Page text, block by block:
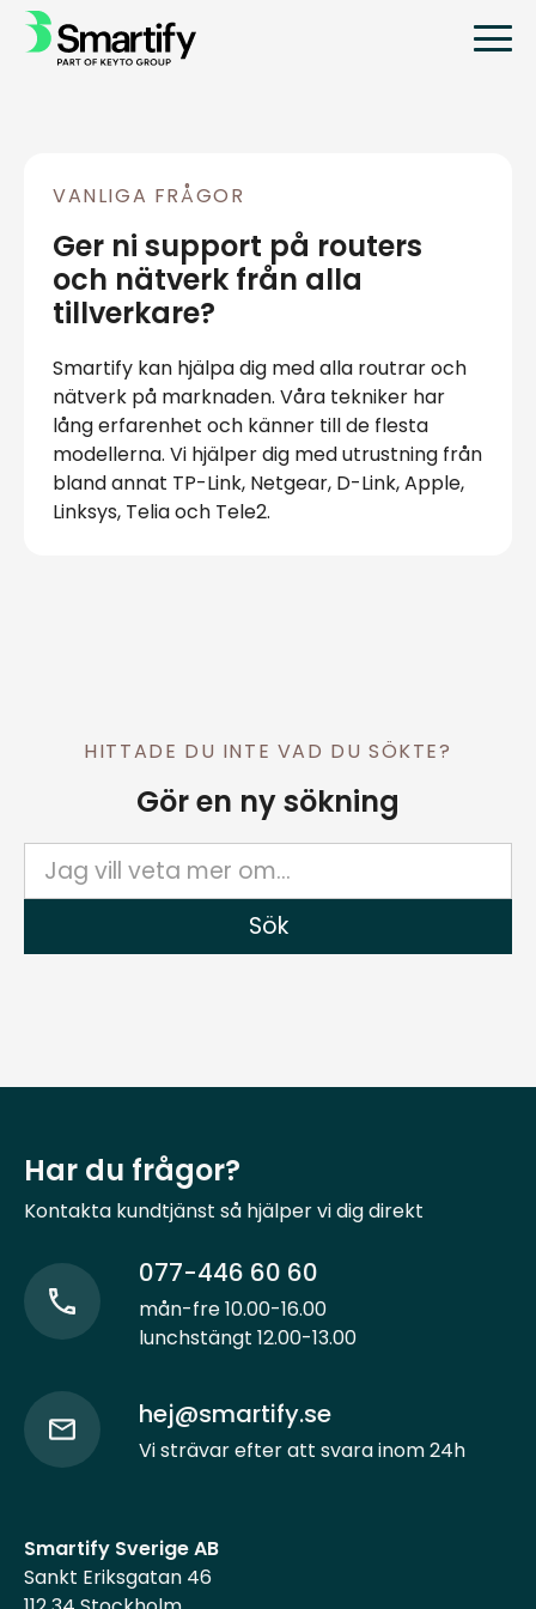
VANLIGA FRÅGOR
Ger ni support på routers
och nätverk från alla
tillverkare?
Smartify kan hjälpa dig med alla routrar och
nätverk på marknaden. Våra tekniker har
lång erfarenhet och känner till de flesta
modellerna. Vi hjälper dig med utrustning från
bland annat TP-Link, Netgear, D-Link, Apple,
Linksys, Telia och Tele2.
HITTADE DU INTE VAD DU SÖKTE?
Gör en ny sökning
Har du frågor?
Kontakta kundtjänst så hjälper vi dig direkt
077-446 60 60
mån-fre 10.00-16.00
lunchstängt 12.00-13.00
hej@smartify.se
Vi strävar efter att svara inom 24h
Smartify Sverige AB
Sankt Eriksgatan 46